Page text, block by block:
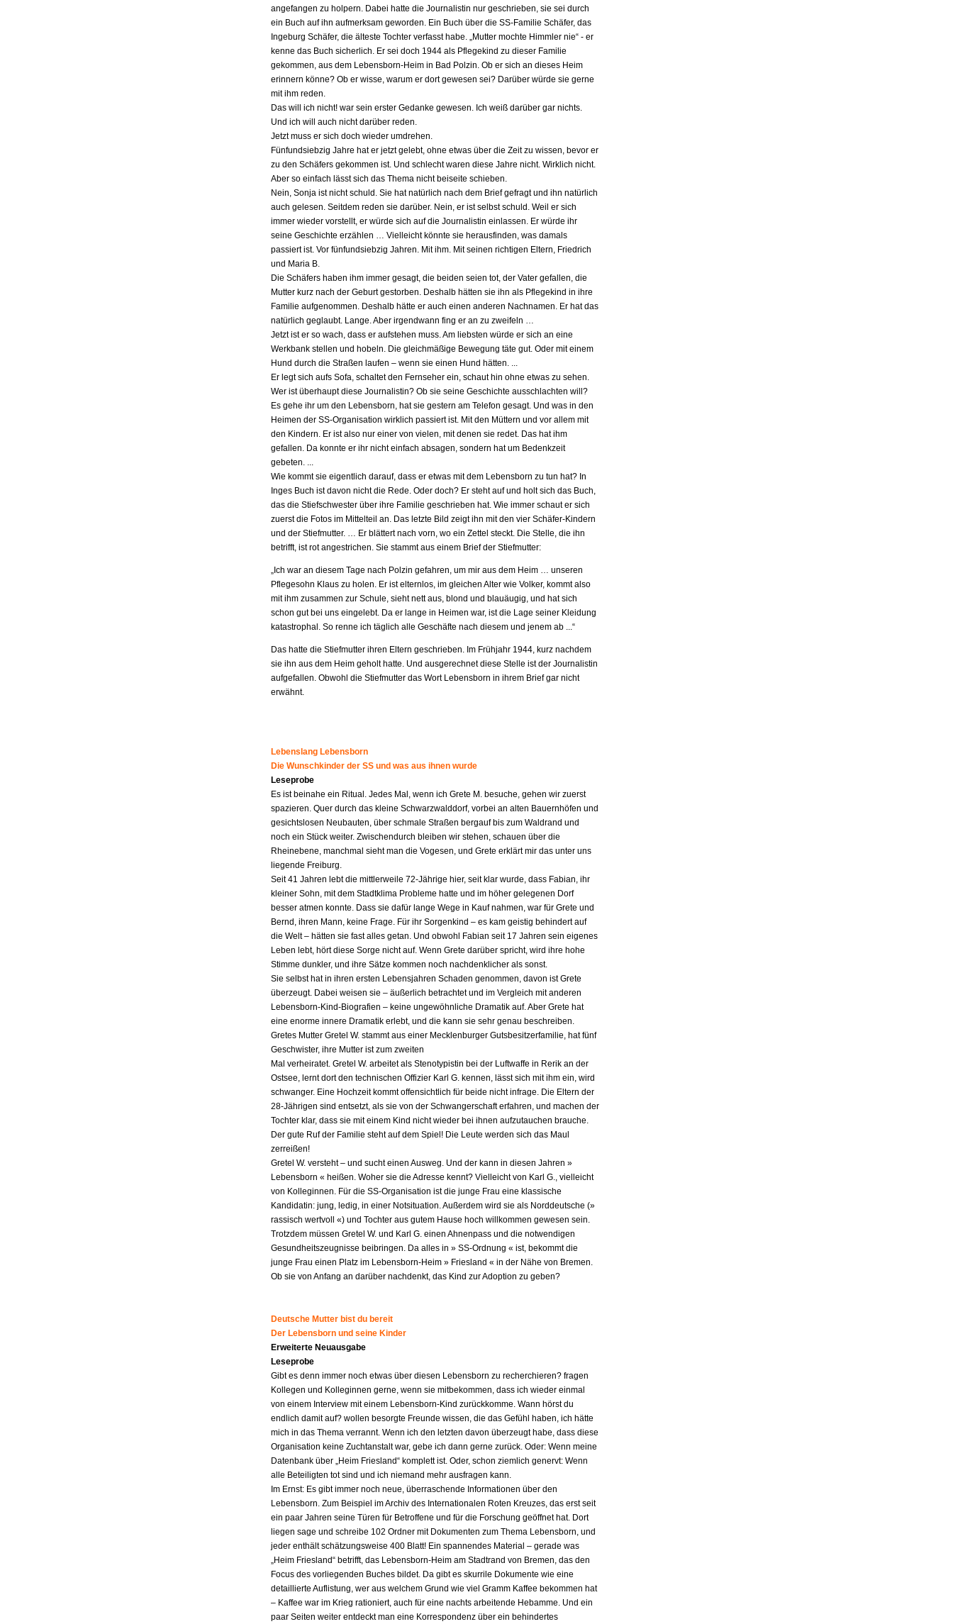
angefangen zu holpern. Dabei hatte die Journalistin nur geschrieben, sie sei durch
ein Buch auf ihn aufmerksam geworden. Ein Buch über die SS-Familie Schäfer, das
Ingeburg Schäfer, die älteste Tochter verfasst habe. „Mutter mochte Himmler nie“ - er
kenne das Buch sicherlich. Er sei doch 1944 als Pflegekind zu dieser Familie
gekommen, aus dem Lebensborn-Heim in Bad Polzin. Ob er sich an dieses Heim
erinnern könne? Ob er wisse, warum er dort gewesen sei? Darüber würde sie gerne
mit ihm reden.
Das will ich nicht! war sein erster Gedanke gewesen. Ich weiß darüber gar nichts.
Und ich will auch nicht darüber reden.
Jetzt muss er sich doch wieder umdrehen.
Fünfundsiebzig Jahre hat er jetzt gelebt, ohne etwas über die Zeit zu wissen, bevor er
zu den Schäfers gekommen ist. Und schlecht waren diese Jahre nicht. Wirklich nicht.
Aber so einfach lässt sich das Thema nicht beiseite schieben.
Nein, Sonja ist nicht schuld. Sie hat natürlich nach dem Brief gefragt und ihn natürlich
auch gelesen. Seitdem reden sie darüber. Nein, er ist selbst schuld. Weil er sich
immer wieder vorstellt, er würde sich auf die Journalistin einlassen. Er würde ihr
seine Geschichte erzählen … Vielleicht könnte sie herausfinden, was damals
passiert ist. Vor fünfundsiebzig Jahren. Mit ihm. Mit seinen richtigen Eltern, Friedrich
und Maria B.
Die Schäfers haben ihm immer gesagt, die beiden seien tot, der Vater gefallen, die
Mutter kurz nach der Geburt gestorben. Deshalb hätten sie ihn als Pflegekind in ihre
Familie aufgenommen. Deshalb hätte er auch einen anderen Nachnamen. Er hat das
natürlich geglaubt. Lange. Aber irgendwann fing er an zu zweifeln …
Jetzt ist er so wach, dass er aufstehen muss. Am liebsten würde er sich an eine
Werkbank stellen und hobeln. Die gleichmäßige Bewegung täte gut. Oder mit einem
Hund durch die Straßen laufen – wenn sie einen Hund hätten. ...
Er legt sich aufs Sofa, schaltet den Fernseher ein, schaut hin ohne etwas zu sehen.
Wer ist überhaupt diese Journalistin? Ob sie seine Geschichte ausschlachten will?
Es gehe ihr um den Lebensborn, hat sie gestern am Telefon gesagt. Und was in den
Heimen der SS-Organisation wirklich passiert ist. Mit den Müttern und vor allem mit
den Kindern. Er ist also nur einer von vielen, mit denen sie redet. Das hat ihm
gefallen. Da konnte er ihr nicht einfach absagen, sondern hat um Bedenkzeit
gebeten. ...
Wie kommt sie eigentlich darauf, dass er etwas mit dem Lebensborn zu tun hat? In
Inges Buch ist davon nicht die Rede. Oder doch? Er steht auf und holt sich das Buch,
das die Stiefschwester über ihre Familie geschrieben hat. Wie immer schaut er sich
zuerst die Fotos im Mittelteil an. Das letzte Bild zeigt ihn mit den vier Schäfer-Kindern
und der Stiefmutter. … Er blättert nach vorn, wo ein Zettel steckt. Die Stelle, die ihn
betrifft, ist rot angestrichen. Sie stammt aus einem Brief der Stiefmutter:
„Ich war an diesem Tage nach Polzin gefahren, um mir aus dem Heim … unseren
Pflegesohn Klaus zu holen. Er ist elternlos, im gleichen Alter wie Volker, kommt also
mit ihm zusammen zur Schule, sieht nett aus, blond und blauäugig, und hat sich
schon gut bei uns eingelebt. Da er lange in Heimen war, ist die Lage seiner Kleidung
katastrophal. So renne ich täglich alle Geschäfte nach diesem und jenem ab ...“
Das hatte die Stiefmutter ihren Eltern geschrieben. Im Frühjahr 1944, kurz nachdem
sie ihn aus dem Heim geholt hatte. Und ausgerechnet diese Stelle ist der Journalistin
aufgefallen. Obwohl die Stiefmutter das Wort Lebensborn in ihrem Brief gar nicht
erwähnt.
Lebenslang Lebensborn
Die Wunschkinder der SS und was aus ihnen wurde
Leseprobe
Es ist beinahe ein Ritual. Jedes Mal, wenn ich Grete M. besuche, gehen wir zuerst
spazieren. Quer durch das kleine Schwarzwalddorf, vorbei an alten Bauernhöfen und
gesichtslosen Neubauten, über schmale Straßen bergauf bis zum Waldrand und
noch ein Stück weiter. Zwischendurch bleiben wir stehen, schauen über die
Rheinebene, manchmal sieht man die Vogesen, und Grete erklärt mir das unter uns
liegende Freiburg.
Seit 41 Jahren lebt die mittlerweile 72-Jährige hier, seit klar wurde, dass Fabian, ihr
kleiner Sohn, mit dem Stadtklima Probleme hatte und im höher gelegenen Dorf
besser atmen konnte. Dass sie dafür lange Wege in Kauf nahmen, war für Grete und
Bernd, ihren Mann, keine Frage. Für ihr Sorgenkind – es kam geistig behindert auf
die Welt – hätten sie fast alles getan. Und obwohl Fabian seit 17 Jahren sein eigenes
Leben lebt, hört diese Sorge nicht auf. Wenn Grete darüber spricht, wird ihre hohe
Stimme dunkler, und ihre Sätze kommen noch nachdenklicher als sonst.
Sie selbst hat in ihren ersten Lebensjahren Schaden genommen, davon ist Grete
überzeugt. Dabei weisen sie – äußerlich betrachtet und im Vergleich mit anderen
Lebensborn-Kind-Biografien – keine ungewöhnliche Dramatik auf. Aber Grete hat
eine enorme innere Dramatik erlebt, und die kann sie sehr genau beschreiben.
Gretes Mutter Gretel W. stammt aus einer Mecklenburger Gutsbesitzerfamilie, hat fünf
Geschwister, ihre Mutter ist zum zweiten
Mal verheiratet. Gretel W. arbeitet als Stenotypistin bei der Luftwaffe in Rerik an der
Ostsee, lernt dort den technischen Offizier Karl G. kennen, lässt sich mit ihm ein, wird
schwanger. Eine Hochzeit kommt offensichtlich für beide nicht infrage. Die Eltern der
28-Jährigen sind entsetzt, als sie von der Schwangerschaft erfahren, und machen der
Tochter klar, dass sie mit einem Kind nicht wieder bei ihnen aufzutauchen brauche.
Der gute Ruf der Familie steht auf dem Spiel! Die Leute werden sich das Maul
zerreißen!
Gretel W. versteht – und sucht einen Ausweg. Und der kann in diesen Jahren »
Lebensborn « heißen. Woher sie die Adresse kennt? Vielleicht von Karl G., vielleicht
von Kolleginnen. Für die SS-Organisation ist die junge Frau eine klassische
Kandidatin: jung, ledig, in einer Notsituation. Außerdem wird sie als Norddeutsche (»
rassisch wertvoll «) und Tochter aus gutem Hause hoch willkommen gewesen sein.
Trotzdem müssen Gretel W. und Karl G. einen Ahnenpass und die notwendigen
Gesundheitszeugnisse beibringen. Da alles in » SS-Ordnung « ist, bekommt die
junge Frau einen Platz im Lebensborn-Heim » Friesland « in der Nähe von Bremen.
Ob sie von Anfang an darüber nachdenkt, das Kind zur Adoption zu geben?
Deutsche Mutter bist du bereit
Der Lebensborn und seine Kinder
Erweiterte Neuausgabe
Leseprobe
Gibt es denn immer noch etwas über diesen Lebensborn zu recherchieren? fragen
Kollegen und Kolleginnen gerne, wenn sie mitbekommen, dass ich wieder einmal
von einem Interview mit einem Lebensborn-Kind zurückkomme. Wann hörst du
endlich damit auf? wollen besorgte Freunde wissen, die das Gefühl haben, ich hätte
mich in das Thema verrannt. Wenn ich den letzten davon überzeugt habe, dass diese
Organisation keine Zuchtanstalt war, gebe ich dann gerne zurück. Oder: Wenn meine
Datenbank über „Heim Friesland“ komplett ist. Oder, schon ziemlich genervt: Wenn
alle Beteiligten tot sind und ich niemand mehr ausfragen kann.
Im Ernst: Es gibt immer noch neue, überraschende Informationen über den
Lebensborn. Zum Beispiel im Archiv des Internationalen Roten Kreuzes, das erst seit
ein paar Jahren seine Türen für Betroffene und für die Forschung geöffnet hat. Dort
liegen sage und schreibe 102 Ordner mit Dokumenten zum Thema Lebensborn, und
jeder enthält schätzungsweise 400 Blatt! Ein spannendes Material – gerade was
„Heim Friesland“ betrifft, das Lebensborn-Heim am Stadtrand von Bremen, das den
Focus des vorliegenden Buches bildet. Da gibt es skurrile Dokumente wie eine
detaillierte Auflistung, wer aus welchem Grund wie viel Gramm Kaffee bekommen hat
– Kaffee war im Krieg rationiert, auch für eine nachts arbeitende Hebamme. Und ein
paar Seiten weiter entdeckt man eine Korrespondenz über ein behindertes